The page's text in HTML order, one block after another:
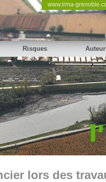
www.irma-
Risques
lors des